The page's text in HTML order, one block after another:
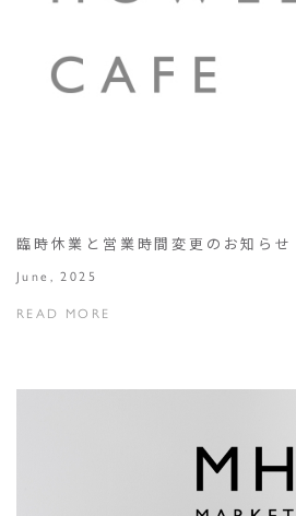
臨時休業と営業時間変更のお知らせ
June, 2025
READ MORE